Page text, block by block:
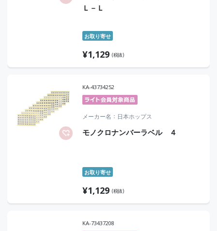
Ｌ－Ｌ
お取り寄せ
¥1,129 (税抜)
KA-43734252
メーカー名 日本ホップス
モノクロナンバーラベル ４
お取り寄せ
¥1,129 (税抜)
KA-73437208